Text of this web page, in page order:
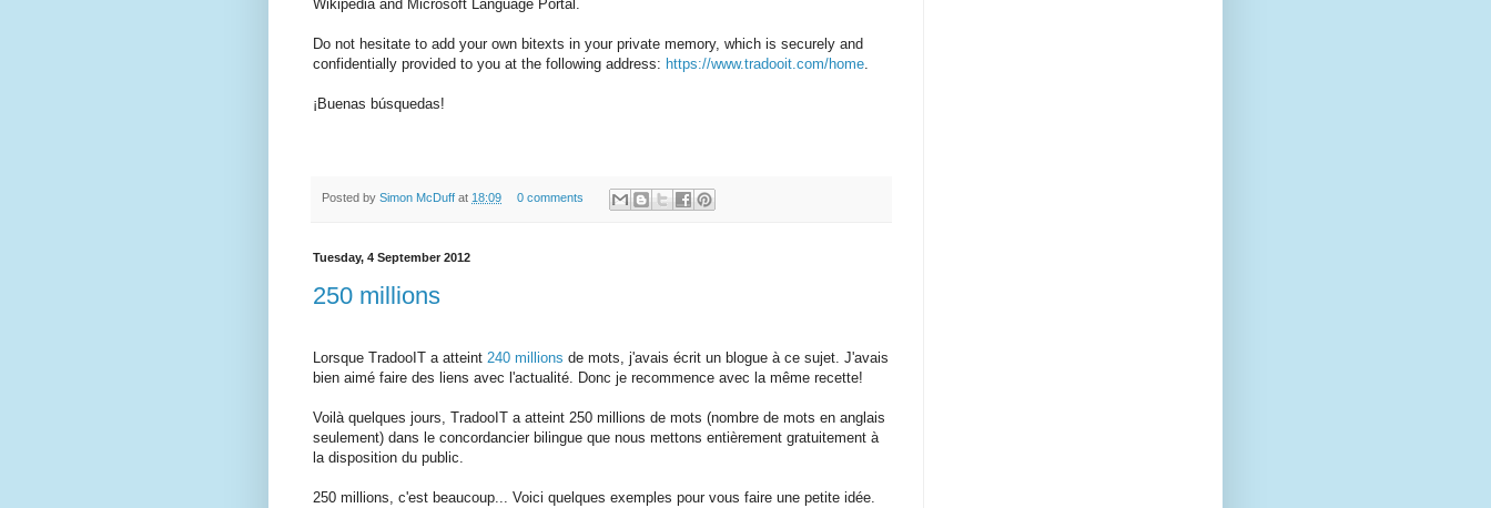
Wikipedia and Microsoft Language Portal.
Do not hesitate to add your own bitexts in your private memory, which is securely and
confidentially provided to you at the following address: https://www.tradooit.com/home.
¡Buenas búsquedas!
Posted by Simon McDuff at 18:09 0 comments
Tuesday, 4 September 2012
250 millions
Lorsque TradooIT a atteint 240 millions de mots, j'avais écrit un blogue à ce sujet. J'avais
bien aimé faire des liens avec l'actualité. Donc je recommence avec la même recette!
Voilà quelques jours, TradooIT a atteint 250 millions de mots (nombre de mots en anglais
seulement) dans le concordancier bilingue que nous mettons entièrement gratuitement à
la disposition du public.
250 millions, c'est beaucoup... Voici quelques exemples pour vous faire une petite idée.